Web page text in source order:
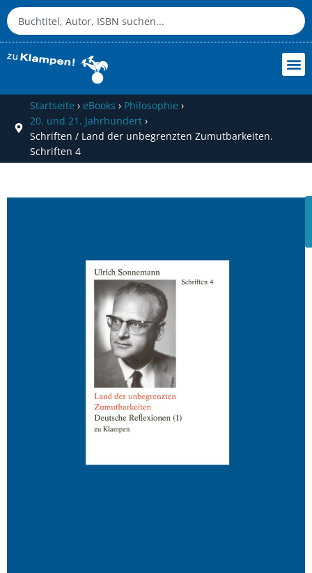
Startseite › eBooks › Philosophie ›
20. und 21. Jahrhundert›
Schriften / Land der unbegrenzten Zumutbarkeiten.
Schriften 4